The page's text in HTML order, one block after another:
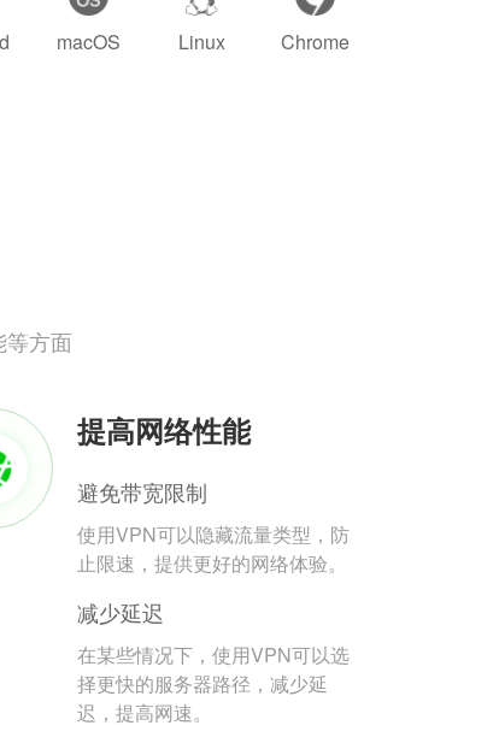
macOS Linux Chrome
等方面
提高网络性能
避免带宽限制
使用VPN可以隐藏流量类型，防
止限速，提供更好的网络体验。
减少延迟
在某些情况下，使用VPN可以选
择更快的服务器路径，减少延
迟，提高网速。